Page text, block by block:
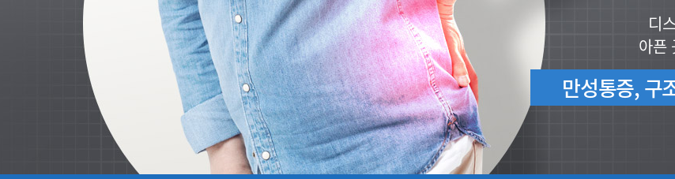
디
아픈
만성통증, 구